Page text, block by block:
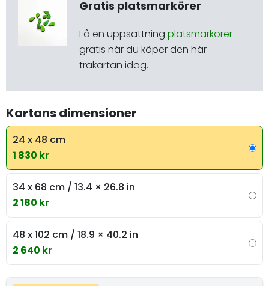
Gratis platsmarkörer
Få en uppsättning platsmarkörer
gratis när du köper den här
träkartan idag.
Kartans dimensioner
24 x 48 cm
1 830 kr
34 x 68 cm / 13.4 × 26.8 in
2 180 kr
48 x 102 cm / 18.9 × 40.2 in
2 640 kr